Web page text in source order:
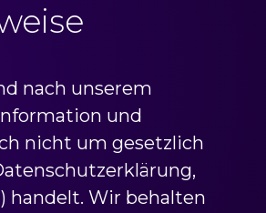
nach unserem
und
nicht um gesetzlich
handelt. Wir behalten